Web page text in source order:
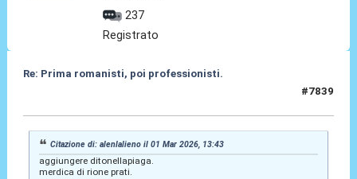
237
Registrato
Re: Prima romanisti, poi professionisti.
#7839
Citazione di: alenlalieno il 01 Mar 2026, 13:43
aggiungere ditonellapiaga.
merdica di rione prati.